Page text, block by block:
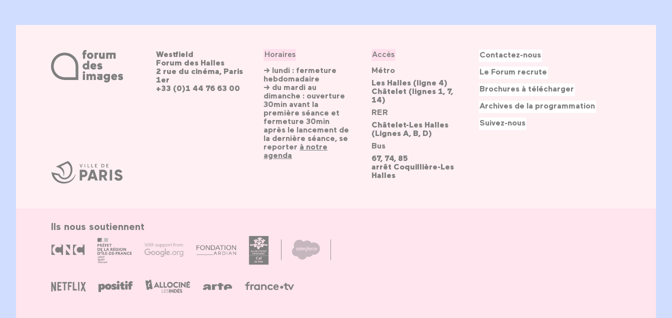
Ville
de
Paris
Westfield
Forum des Halles
2 rue du cinéma, Paris
1er
+33 (0)1 44 76 63 00
Horaires
→ lundi : fermeture
hebdomadaire
→ du mardi au
dimanche : ouverture
30min avant la
première séance et
fermeture 30min
après le lancement de
la dernière séance, se
reporter à notre
agenda
Accès
Métro
Les Halles (ligne 4)
Châtelet (lignes 1, 7,
14)
RER
Châtelet-Les Halles
(Lignes A, B, D)
Bus
67, 74, 85
arrêt Coquillière-Les
Halles
Contactez-nous
Le Forum recrute
Brochures à télécharger
Archives de la programmation
Suivez-nous
Ils nous soutiennent